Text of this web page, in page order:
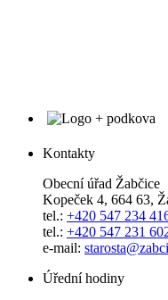
Kontakty
Obecní úřad Žabčice
Kopeček 4, 664 63,
tel.: +420 547 234
tel.: +420 547 231
e-mail:
Úřední hodiny